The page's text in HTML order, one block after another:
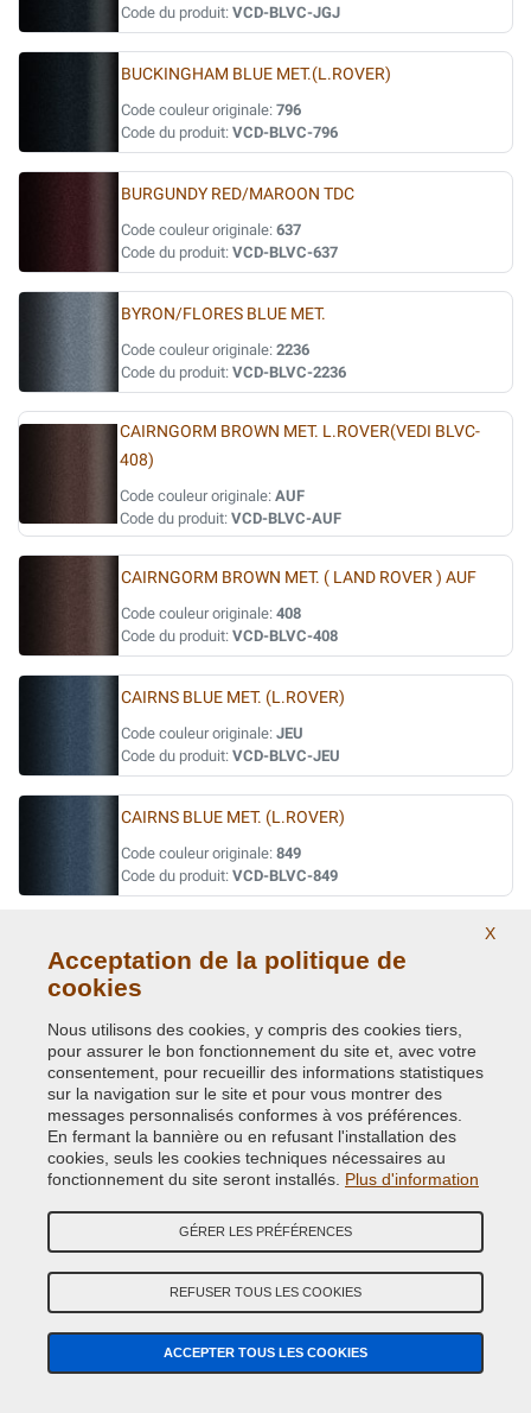
Code du produit: VCD-BLVC-JGJ
BUCKINGHAM BLUE MET.(L.ROVER)
Code couleur originale: 796
Code du produit: VCD-BLVC-796
BURGUNDY RED/MAROON TDC
Code couleur originale: 637
Code du produit: VCD-BLVC-637
BYRON/FLORES BLUE MET.
Code couleur originale: 2236
Code du produit: VCD-BLVC-2236
CAIRNGORM BROWN MET. L.ROVER(VEDI BLVC-
408)
Code couleur originale: AUF
Code du produit: VCD-BLVC-AUF
CAIRNGORM BROWN MET. ( LAND ROVER ) AUF
Code couleur originale: 408
Code du produit: VCD-BLVC-408
CAIRNS BLUE MET. (L.ROVER)
Code couleur originale: JEU
Code du produit: VCD-BLVC-JEU
CAIRNS BLUE MET. (L.ROVER)
Code couleur originale: 849
Code du produit: VCD-BLVC-849
Code couleur originale:836
Code du produit:
CALAMA COPPER/BROWN MET.
Code couleur originale:BAB
Code du produit:VCD-BLVC-BAB
CAMARGUE RED MET.
Code couleur originale:2372
Code du produit:VCD-BLVC-2372
CAPRICE MICA MET.(L.ROVER) UMQ
Code couleur originale:533
Code du produit:VCD-BLVC-533
X
Acceptation de la politique de
cookies
Nous utilisons des cookies, y compris des cookies tiers,
pour assurer le bon fonctionnement du site et, avec votre
consentement, pour recueillir des informations statistiques
sur la navigation sur le site et pour vous montrer des
messages personnalisés conformes à vos préférences.
En fermant la bannière ou en refusant l'installation des
cookies, seuls les cookies techniques nécessaires au
fonctionnement du site seront installés. Plus d'information
GÉRER LES PRÉFÉRENCES
REFUSER TOUS LES COOKIES
ACCEPTER TOUS LES COOKIES